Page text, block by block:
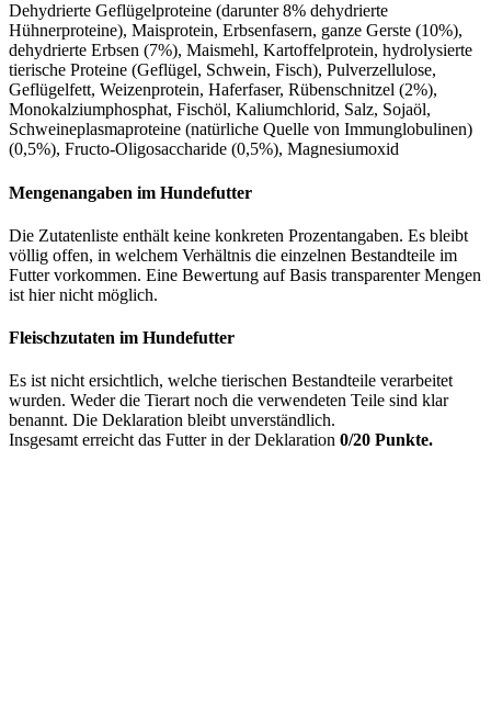
Dehydrierte Geflügelproteine (darunter 8% dehydrierte
Hühnerproteine), Maisprotein, Erbsenfasern, ganze Gerste (10%),
dehydrierte Erbsen (7%), Maismehl, Kartoffelprotein, hydrolysierte
tierische Proteine (Geflügel, Schwein, Fisch), Pulverzellulose,
Geflügelfett, Weizenprotein, Haferfaser, Rübenschnitzel (2%),
Monokalziumphosphat, Fischöl, Kaliumchlorid, Salz, Sojaöl,
Schweineplasmaproteine (natürliche Quelle von Immunglobulinen)
(0,5%), Fructo-Oligosaccharide (0,5%), Magnesiumoxid
Mengenangaben im Hundefutter
Die Zutatenliste enthält keine konkreten Prozentangaben. Es bleibt
völlig offen, in welchem Verhältnis die einzelnen Bestandteile im
Futter vorkommen. Eine Bewertung auf Basis transparenter Mengen
ist hier nicht möglich.
Fleischzutaten im Hundefutter
Es ist nicht ersichtlich, welche tierischen Bestandteile verarbeitet
wurden. Weder die Tierart noch die verwendeten Teile sind klar
benannt. Die Deklaration bleibt unverständlich.
Insgesamt erreicht das Futter in der Deklaration 0/20 Punkte.